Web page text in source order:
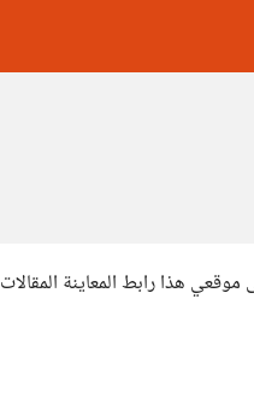
هذا رابط المعاينة المقالات